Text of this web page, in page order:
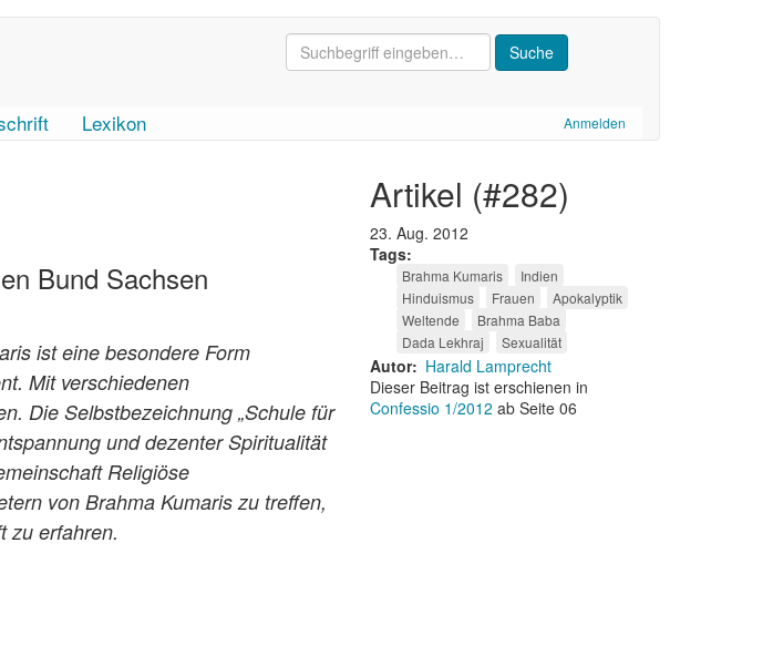
Anmelden
Lexikon
Bund Sachsen
ist eine besondere Form
Mit verschiedenen
Die Selbstbezeichnung „Schule für
und dezenter Spiritualität
Religiöse
von Brahma Kumaris zu treffen,
zu erfahren.
artikel (#282)
23. Aug. 2012
Tags
Brahma Kumaris
Indien
Hinduismus
Frauen
Apokalyptik
Weltende
Brahma Baba
Dada Lekhraj
Sexualität
Autor
Harald Lamprecht
Dieser Beitrag ist erschienen in
Confessio 1/2012 ab Seite 06